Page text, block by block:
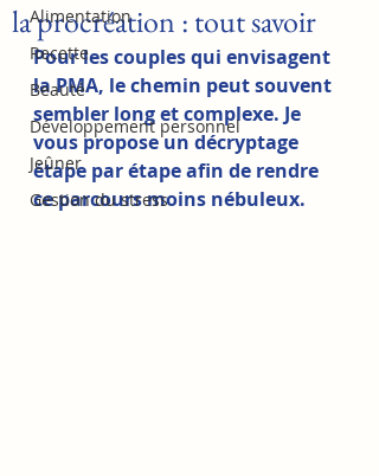
Alimentation
Recette
Beauté
Développement personnel
Jeûner
Gestion du stress
la procréation : tout savoir
Pour les couples qui envisagent
la PMA, le chemin peut souvent
sembler long et complexe. Je
vous propose un décryptage
étape par étape afin de rendre
ce parcours moins nébuleux.